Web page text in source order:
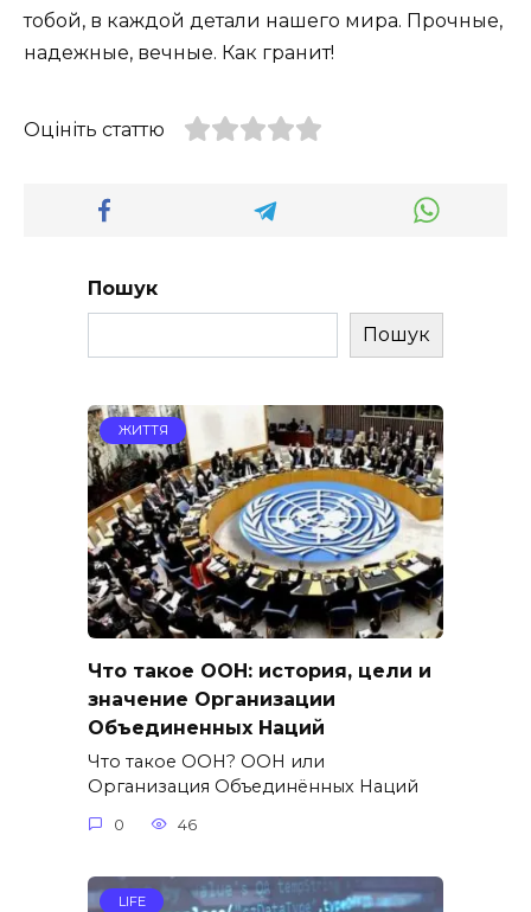
тобой, в каждой детали нашего мира. Прочные,
надежные, вечные. Как гранит!
Оцініть статтю
Пошук
Пошук
ЖИТТЯ
Что такое ООН: история, цели и
значение Организации
Объединенных Наций
Что такое ООН? ООН или
Организация Объединённых Наций
0 46
LIFE